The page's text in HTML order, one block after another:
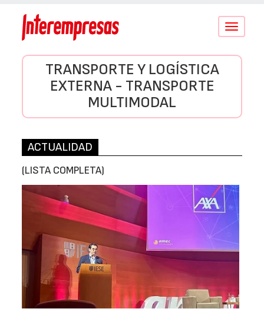
Conmutar
TRANSPORTE Y LOGÍSTICA
EXTERNA - TRANSPORTE
MULTIMODAL
ACTUALIDAD
(LISTA COMPLETA)